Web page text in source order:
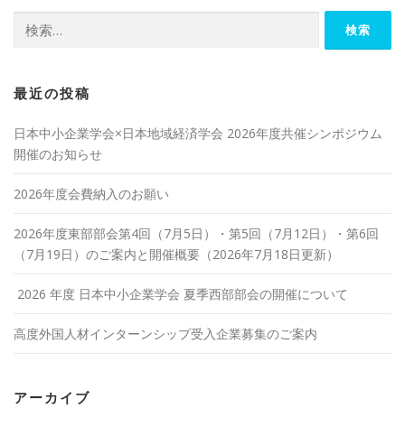
索:
最近の投稿
日本中小企業学会×日本地域経済学会 2026年度共催シンポジウム
開催のお知らせ
2026年度会費納入のお願い
2026年度東部部会第4回（7月5日）・第5回（7月12日）・第6回
（7月19日）のご案内と開催概要（2026年7月18日更新）
2026 年度 日本中小企業学会 夏季西部部会の開催について
高度外国人材インターンシップ受入企業募集のご案内
アーカイブ